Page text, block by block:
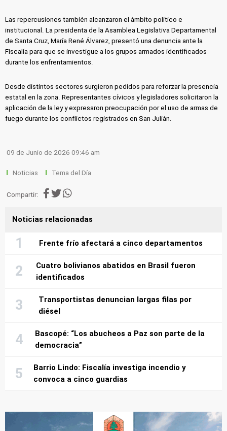
Las repercusiones también alcanzaron el ámbito político e
institucional. La presidenta de la Asamblea Legislativa Departamental
de Santa Cruz, María René Álvarez, presentó una denuncia ante la
Fiscalía para que se investigue a los grupos armados identificados
durante los enfrentamientos.
Desde distintos sectores surgieron pedidos para reforzar la presencia
estatal en la zona. Representantes cívicos y legisladores solicitaron la
aplicación de la ley y expresaron preocupación por el uso de armas de
fuego durante los conflictos registrados en San Julián.
09 de Junio de 2026 09:46 am
Noticias Tema del Día
Compartir:
Noticias relacionadas
Frente frío afectará a cinco departamentos
Cuatro bolivianos abatidos en Brasil fueron
identificados
Transportistas denuncian largas filas por
diésel
Bascopé: “Los abucheos a Paz son parte de la
democracia”
Barrio Lindo: Fiscalía investiga incendio y
convoca a cinco guardias